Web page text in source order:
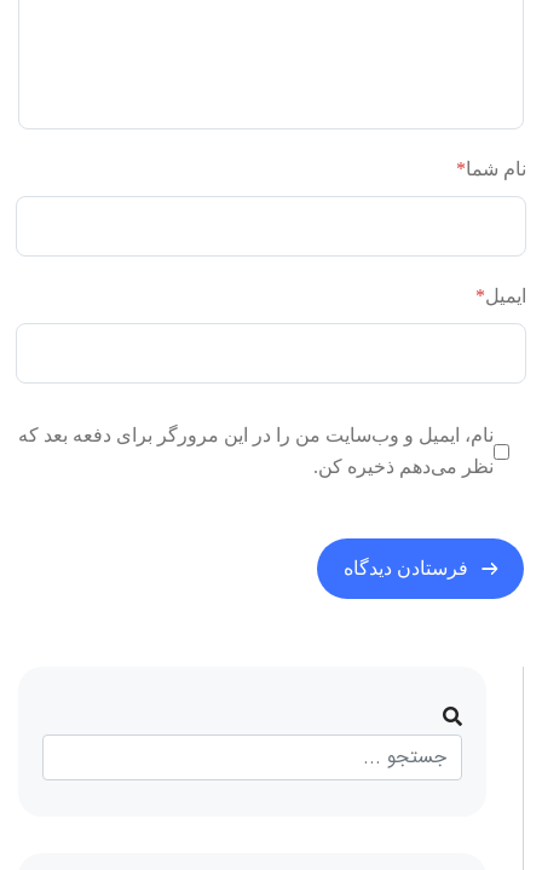
نام شما*
ایمیل*
نام، ایمیل و وب‌سایت من را در این مرورگر برای دفعه بعد که
نظر می‌دهم ذخیره کن.